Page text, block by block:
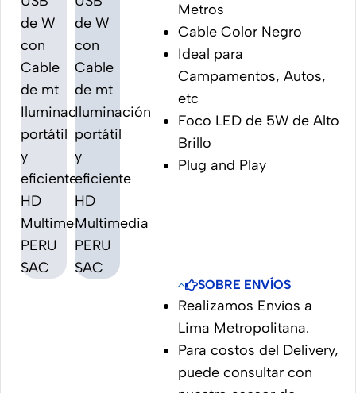
Metros
Cable Color Negro
Ideal para
Campamentos, Autos,
etc
Foco LED de 5W de Alto
Brillo
Plug and Play
SOBRE ENVÍOS
Realizamos Envíos a
Lima Metropolitana.
Para costos del Delivery,
puede consultar con